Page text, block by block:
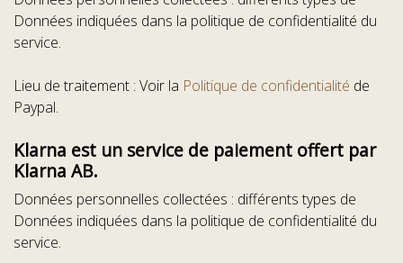
Données indiquées dans la politique de confidentialité du
service.
Lieu de traitement : Voir la Politique de confidentialité de
Paypal.
Klarna est un service de paiement offert par
Klarna AB.
Données personnelles collectées : différents types de
Données indiquées dans la politique de confidentialité du
service.